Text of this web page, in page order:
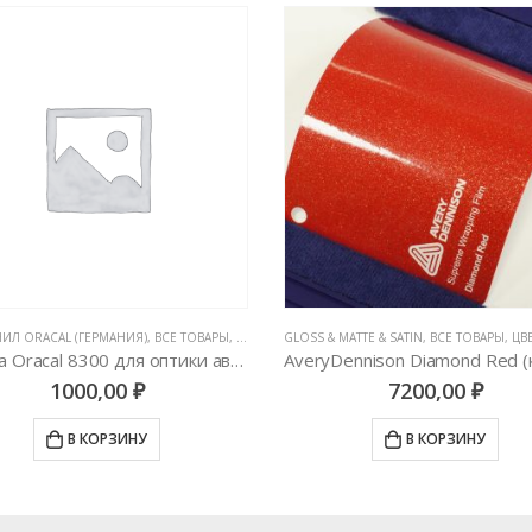
ПЛЕНКИ
& SATIN,ВСЕ ТОВАРЫ,ЦВЕТНЫЕ ВИНИЛОВЫЕ ПЛЕНКИ
AveryDennison Diamond Red (красный металлик)
7200,00 ₽
В КОРЗИНУ
GLOSS ,АВТОВИНИЛ ORACAL (ГЕРМАНИЯ)
4000,00 ₽
В КОРЗИНУ